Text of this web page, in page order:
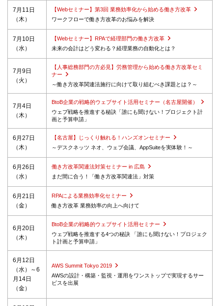
7月11日
（木）
【Webセミナー】第3回 業務効率化から始める働き方改革
ワークフローで働き方改革のお悩みを解決
7月10日
（水）
【Webセミナー】RPAで経理部門の働き方改革
未来の会計はどう変わる？経理業務の自動化とは？
7月9日
（火）
【人事総務部門の方必見】労務管理から始める働き方改革セミ
ナー
～働き方改革関連法施行に向けて取り組むべき課題とは？～
7月4日
（木）
BtoB企業の戦略的ウェブサイト活用セミナー（名古屋開催）
ウェブ戦略を推進する秘訣「誰にも聞けない！プロジェクト計
画と予算申請」
6月27日
（木）
【名古屋】じっくり触れる！ハンズオンセミナー
～デスクネッツ ネオ、ウェブ会議、AppSuiteを実体験！～
6月26日
（水）
働き方改革関連法対策セミナー in 広島
まだ間に合う！「働き方改革関連法」対策
6月21日
（金）
RPAによる業務効率化セミナー
働き方改革 業務効率の向上へ向けて
6月20日
（木）
BtoB企業の戦略的ウェブサイト活用セミナー
ウェブ戦略を推進する4つの秘訣 「誰にも聞けない！プロジェク
ト計画と予算申請」
6月12日
（水）～6
月14日
（金）
AWS Summit Tokyo 2019
AWSの設計・構築・監視・運用をワンストップで実現するサー
ビスを出展